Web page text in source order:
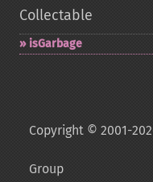
Collectable
isGarbage
Copyright © 2001-
Group